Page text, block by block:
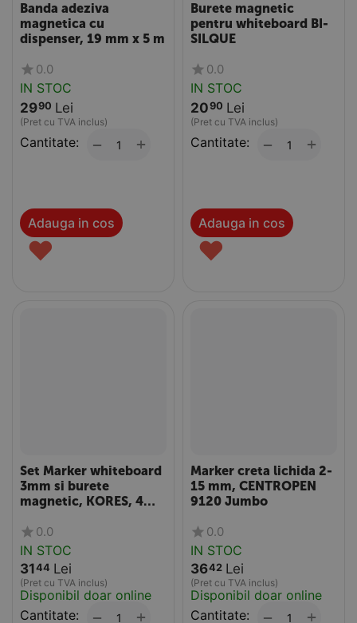
Banda adeziva
magnetica cu
dispenser, 19 mm x 5 m
0.0
IN STOC
2990 Lei
(Pret cu TVA inclus)
Cantitate: +
−
Adauga in cos
♥
Burete magnetic
pentru whiteboard BI-
SILQUE
0.0
IN STOC
2090 Lei
(Pret cu TVA inclus)
Cantitate: +
−
Adauga in cos
♥
Set Marker whiteboard
3mm si burete
magnetic, KORES, 4
0.0
IN STOC
3144 Lei
(Pret cu TVA inclus)
Disponibil doar online
Cantitate:
+
−
Marker creta lichida 2-
15 mm, CENTROPEN
9120 Jumbo
0.0
IN STOC
3642 Lei
(Pret cu TVA inclus)
Disponibil doar online
Cantitate:
+
−